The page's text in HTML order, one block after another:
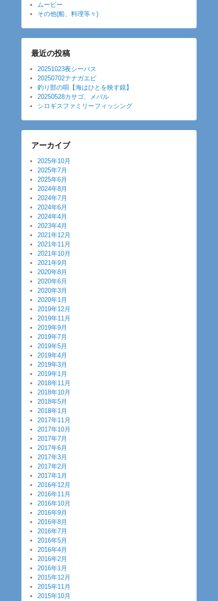
ムービー
その他(船、料理等々)
最近の投稿
20251023夜シーバス
20250702テナガエビ
釣り部の唄【海はひとを映す鏡】
20250528カサゴ、メバル
シロギスファミリーフィッシング
アーカイブ
2025年10月
2025年7月
2025年6月
2024年8月
2024年7月
2024年6月
2024年4月
2023年4月
2021年12月
2021年11月
2021年10月
2021年9月
2020年8月
2020年6月
2020年3月
2020年1月
2019年12月
2019年11月
2019年9月
2019年7月
2019年5月
2019年4月
2019年3月
2019年1月
2018年11月
2018年10月
2018年5月
2018年1月
2017年11月
2017年10月
2017年7月
2017年6月
2017年3月
2017年2月
2017年1月
2016年12月
2016年11月
2016年10月
2016年9月
2016年8月
2016年7月
2016年5月
2016年4月
2016年2月
2016年1月
2015年12月
2015年11月
2015年10月